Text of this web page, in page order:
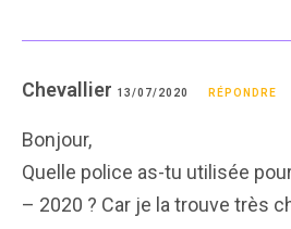
Chevallier 13/07/2020 RÉPONDRE
Bonjour,
Quelle police as-tu utilisée
– 2020 ? Car je la trouve très